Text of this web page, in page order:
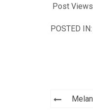
Post
POSTED IN: